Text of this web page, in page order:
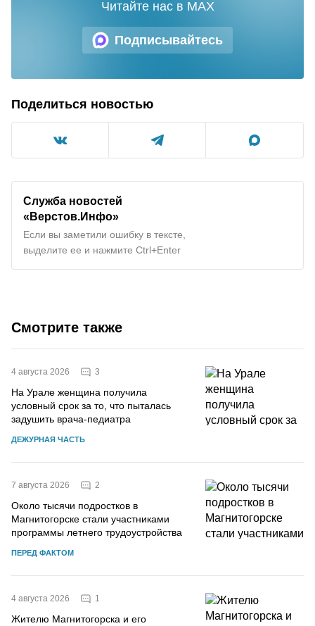
Подписывайтесь
Читайте нас в MAX
Поделиться новостью
Служба новостей
«Верстов.Инфо»
Если вы заметили ошибку в тексте,
выделите ее и нажмите Ctrl+Enter
Смотрите также
4 августа 2026 3
На Урале женщина получила
условный срок за то, что пыталась
задушить врача-педиатра
ДЕЖУРНАЯ ЧАСТЬ
7 августа 2026 2
Около тысячи подростков в
Магнитогорске стали участниками
программы летнего трудоустройства
ПЕРЕД ФАКТОМ
4 августа 2026 1
Жителю Магнитогорска и его